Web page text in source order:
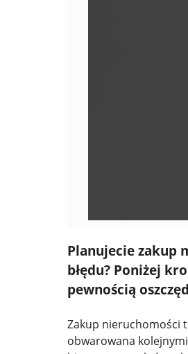
Planujecie zakup
błędu? Poniżej
pewnością
Zakup nieruchomości
obwarowana